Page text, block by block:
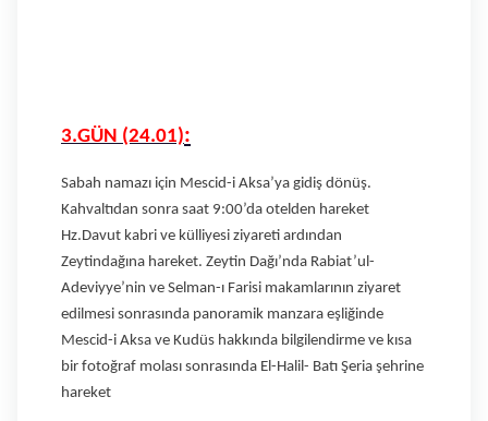
3.GÜN (24.01):
Sabah namazı için Mescid-i Aksa’ya gidiş dönüş.
Kahvaltıdan sonra saat 9:00’da otelden hareket
Hz.Davut kabri ve külliyesi ziyareti ardından
Zeytindağına hareket. Zeytin Dağı’nda Rabiat’ul-
Adeviyye’nin ve Selman-ı Farisi makamlarının ziyaret
edilmesi sonrasında panoramik manzara eşliğinde
Mescid-i Aksa ve Kudüs hakkında bilgilendirme ve kısa
bir fotoğraf molası sonrasında El-Halil- Batı Şeria şehrine
hareket